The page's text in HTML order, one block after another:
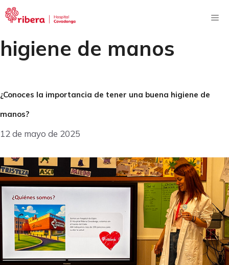
Saltar
al
higiene de manos
¿Conoces la importancia de tener una buena higiene de
manos?
12 de mayo de 2025